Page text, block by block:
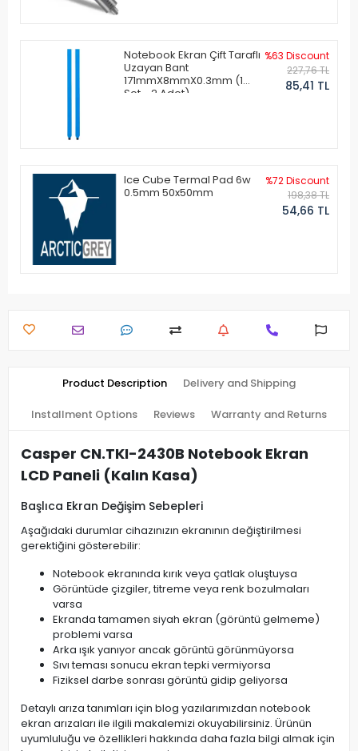
Notebook Ekran Çift Taraflı
Uzayan Bant
171mmX8mmX0.3mm (1
Set - 2 Adet)
%63 Discount
227,76 TL
85,41 TL
Ice Cube Termal Pad 6w
0.5mm 50x50mm
%72 Discount
198,38 TL
54,66 TL
Product Description Delivery and Shipping
Installment Options Reviews Warranty and Returns
Casper CN.TKI-2430B Notebook Ekran
LCD Paneli (Kalın Kasa)
Başlıca Ekran Değişim Sebepleri
Aşağıdaki durumlar cihazınızın ekranının değiştirilmesi
gerektiğini gösterebilir:
Notebook ekranında kırık veya çatlak oluştuysa
Görüntüde çizgiler, titreme veya renk bozulmaları
varsa
Ekranda tamamen siyah ekran (görüntü gelmeme)
problemi varsa
Arka ışık yanıyor ancak görüntü görünmüyorsa
Sıvı teması sonucu ekran tepki vermiyorsa
Fiziksel darbe sonrası görüntü gidip geliyorsa
Detaylı arıza tanımları için blog yazılarımızdan notebook
ekran arızaları ile ilgili makalemizi okuyabilirsiniz. Ürünün
uyumluluğu ve özellikleri hakkında daha fazla bilgi almak için